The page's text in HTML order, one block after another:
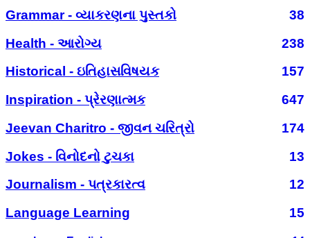
Grammar - વ્યાકરણના પુસ્તકો
38
Health - આરોગ્ય
238
Historical - ઇતિહાસવિષયક
157
Inspiration - પ્રેરણાત્મક
647
Jeevan Charitro - જીવન ચરિત્રો
174
Jokes - વિનોદનો ટુચકા
13
Journalism - પત્રકારત્વ
12
Language Learning
15